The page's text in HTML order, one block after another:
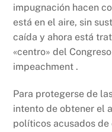
impugnación hacen
está en el aire, sin
caída y ahora está
«centro» del
impeachment .
Para protegerse de
intento de obtener el
políticos acusados